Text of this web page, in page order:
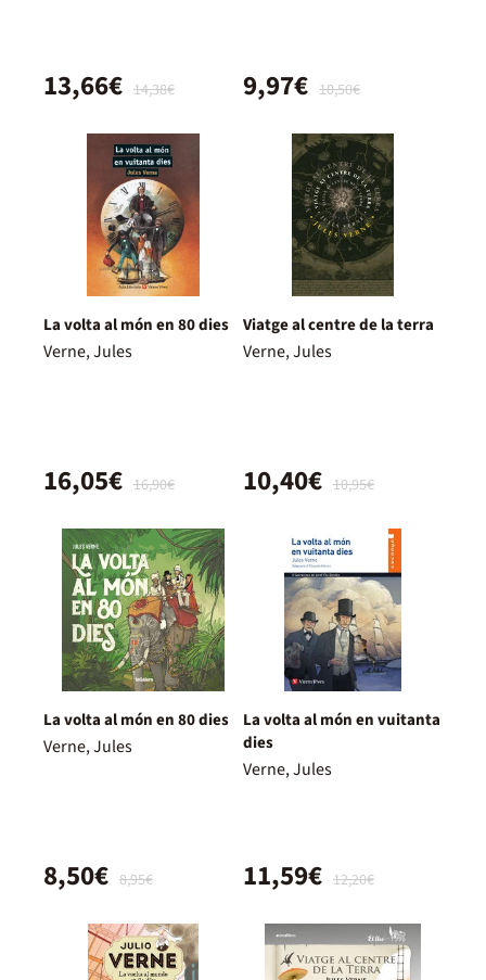
14,38€
13,66€ 10,50€
9,97€
La volta al món en 80 dies
Verne, Jules
16,90€
16,05€
Viatge al centre de la terra
Verne, Jules
10,95€
10,40€
La volta al món en 80 dies
Verne, Jules
8,95€
8,50€
La volta al món en vuitanta
dies
Verne, Jules
12,20€
11,59€